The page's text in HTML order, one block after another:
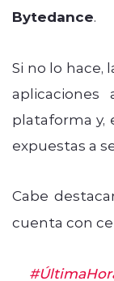
Bytedance.
Si no lo hace,
plataforma y,
expuestas a
Cabe
cuenta con